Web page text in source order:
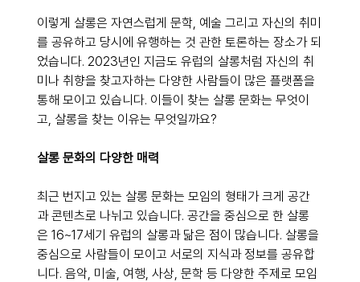
이렇게 살롱은 자연스럽게 문학, 예술 그리고 자신의 취미
를 공유하고 당시에 유행하는 것 관한 토론하는 장소가 되
었습니다. 2023년인 지금도 유럽의 살롱처럼 자신의 취
미나 취향을 찾고자하는 다양한 사람들이 많은 플랫폼을
통해 모이고 있습니다. 이들이 찾는 살롱 문화는 무엇이
고, 살롱을 찾는 이유는 무엇일까요?
살롱 문화의 다양한 매력
최근 번지고 있는 살롱 문화는 모임의 형태가 크게 공간
과 콘텐츠로 나뉘고 있습니다. 공간을 중심으로 한 살롱
은 16~17세기 유럽의 살롱과 닮은 점이 많습니다. 살롱을
중심으로 사람들이 모이고 서로의 지식과 정보를 공유합
니다. 음악, 미술, 여행, 사상, 문학 등 다양한 주제로 모임